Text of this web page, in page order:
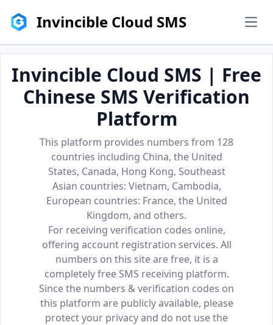
Invincible Cloud SMS
Invincible Cloud SMS | Free
Chinese SMS Verification
Platform
This platform provides numbers from 128
countries including China, the United
States, Canada, Hong Kong, Southeast
Asian countries: Vietnam, Cambodia,
European countries: France, the United
Kingdom, and others.
For receiving verification codes online,
offering account registration services. All
numbers on this site are free, it is a
completely free SMS receiving platform.
Since the numbers & verification codes on
this platform are publicly available, please
protect your privacy and do not use the